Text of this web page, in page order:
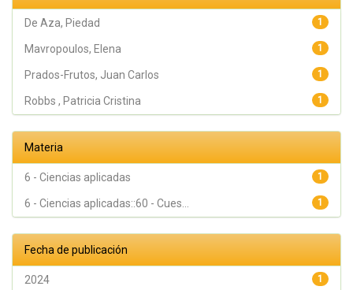
1
De Aza, Piedad
1
Mavropoulos, Elena
1
Prados-Frutos, Juan Carlos
1
Robbs , Patricia Cristina
Materia
1
6 - Ciencias aplicadas
1
6 - Ciencias aplicadas::60 - Cues...
Fecha de publicación
1
2024